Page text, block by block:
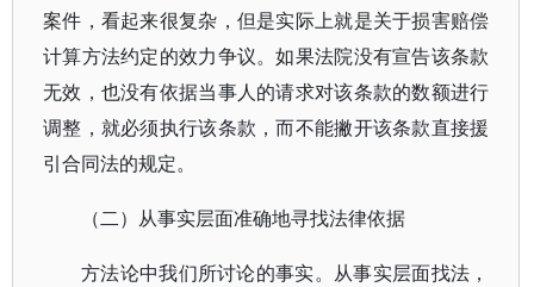
案件，看起来很复杂，但是实际上就是关于损害赔偿
计算方法约定的效力争议。如果法院没有宣告该条款
无效，也没有依据当事人的请求对该条款的数额进行
调整，就必须执行该条款，而不能撇开该条款直接援
引合同法的规定。
（二）从事实层面准确地寻找法律依据
方法论中我们所讨论的事实。从事实层面找法，